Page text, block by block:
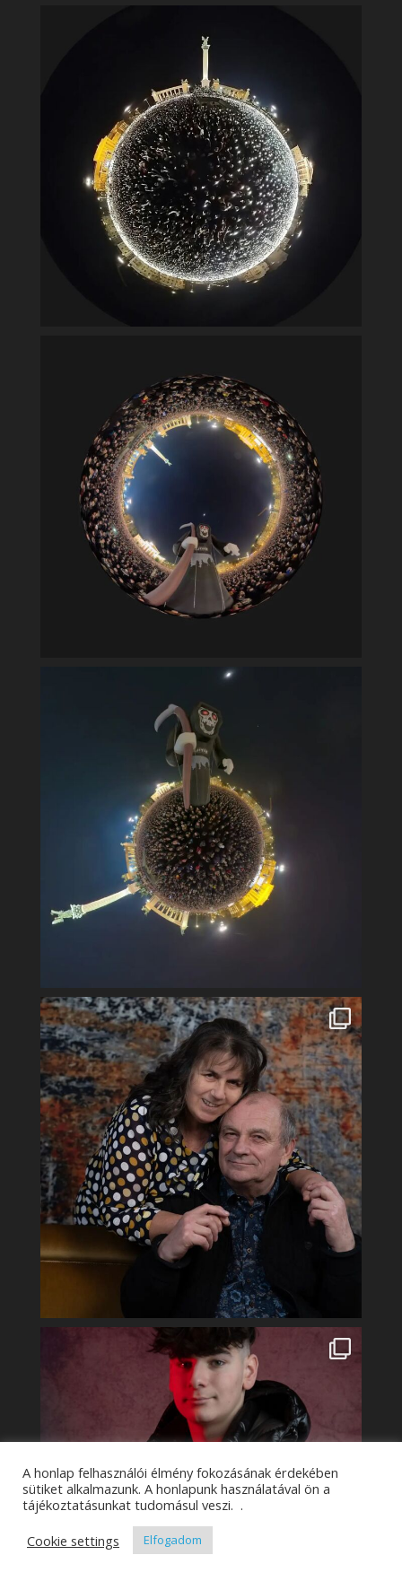
A honlap felhasználói élmény fokozásának érdekében
sütiket alkalmazunk. A honlapunk használatával ön a
tájékoztatásunkat tudomásul veszi. .
Cookie settings
Elfogadom